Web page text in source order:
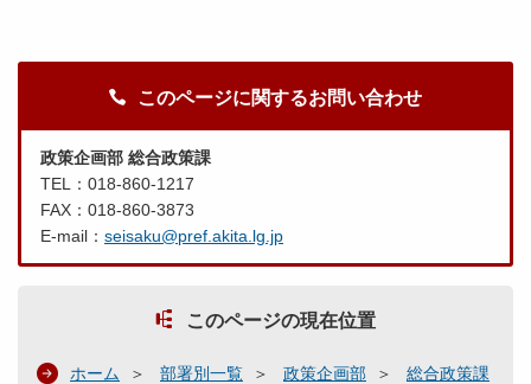
このページに関するお問い合わせ
政策企画部 総合政策課
TEL：018-860-1217
FAX：018-860-3873
E-mail： seisaku@pref.akita.lg.jp
このページの現在位置
ホーム 部署別一覧 政策企画部
総合政策課